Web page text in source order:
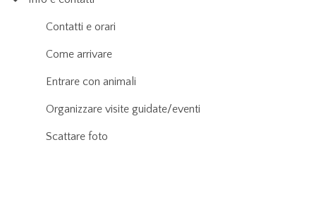
Contatti e orari
Come arrivare
Entrare con animali
Organizzare visite guidate/eventi
Scattare foto